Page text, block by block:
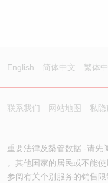
English 简体中文 繁体
联系我们 网站地图 私隐
重要法律及槼管数据 -请先
。其他国家的居民或不能
参阅有关个别服务的销售